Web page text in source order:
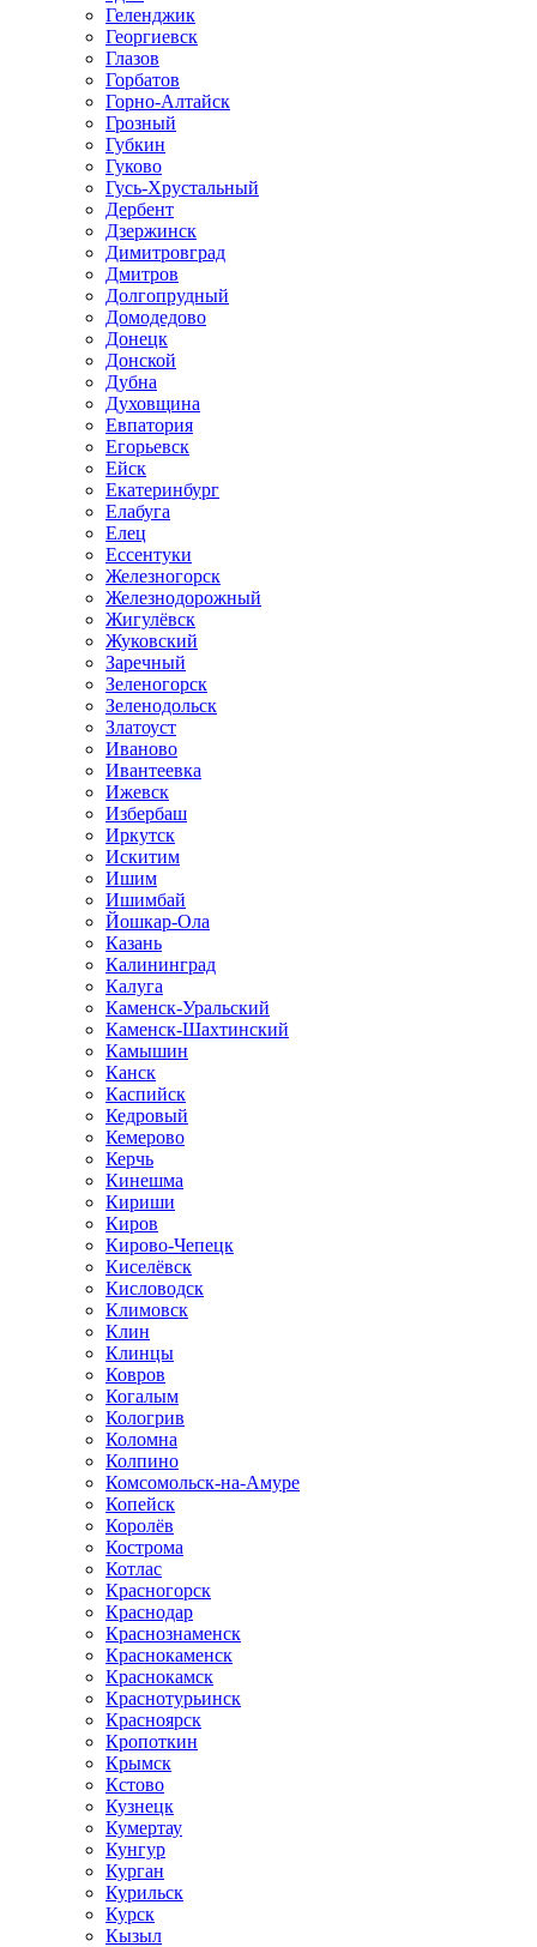
Геленджик
Георгиевск
Глазов
Горбатов
Горно-Алтайск
Грозный
Губкин
Гуково
Гусь-Хрустальный
Дербент
Дзержинск
Димитровград
Дмитров
Долгопрудный
Домодедово
Донецк
Донской
Дубна
Духовщина
Евпатория
Егорьевск
Ейск
Екатеринбург
Елабуга
Елец
Ессентуки
Железногорск
Железнодорожный
Жигулёвск
Жуковский
Заречный
Зеленогорск
Зеленодольск
Златоуст
Иваново
Ивантеевка
Ижевск
Избербаш
Иркутск
Искитим
Ишим
Ишимбай
Йошкар-Ола
Казань
Калининград
Калуга
Каменск-Уральский
Каменск-Шахтинский
Камышин
Канск
Каспийск
Кедровый
Кемерово
Керчь
Кинешма
Кириши
Киров
Кирово-Чепецк
Киселёвск
Кисловодск
Климовск
Клин
Клинцы
Ковров
Когалым
Кологрив
Коломна
Колпино
Комсомольск-на-Амуре
Копейск
Королёв
Кострома
Котлас
Красногорск
Краснодар
Краснознаменск
Краснокаменск
Краснокамск
Краснотурьинск
Красноярск
Кропоткин
Крымск
Кстово
Кузнецк
Кумертау
Кунгур
Курган
Курильск
Курск
Кызыл